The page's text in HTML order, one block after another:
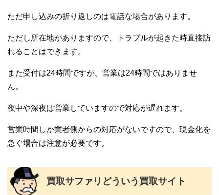
ただ申し込みの折り返しのは電話な場合があります。
ただし所在地がありますので、トラブルが起きた時直接訪
れることはできます。
また受付は24時間ですが、営業は24時間ではありませ
ん。
夜中や深夜は営業していますので対応が遅れます。
営業時間しか業者側からの対応がないですので、現金化を
急ぐ場合は注意が必要です。
買取サファリどういう買取サイト